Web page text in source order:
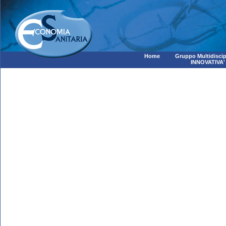
Home
Gruppo
INNOVATIVA'